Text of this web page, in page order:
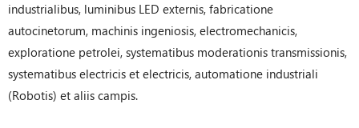
industrialibus, luminibus LED externis, fabricatione
autocinetorum, machinis ingeniosis, electromechanicis,
exploratione petrolei, systematibus moderationis transmissionis,
systematibus electricis et electricis, automatione industriali
(Robotis) et aliis campis.